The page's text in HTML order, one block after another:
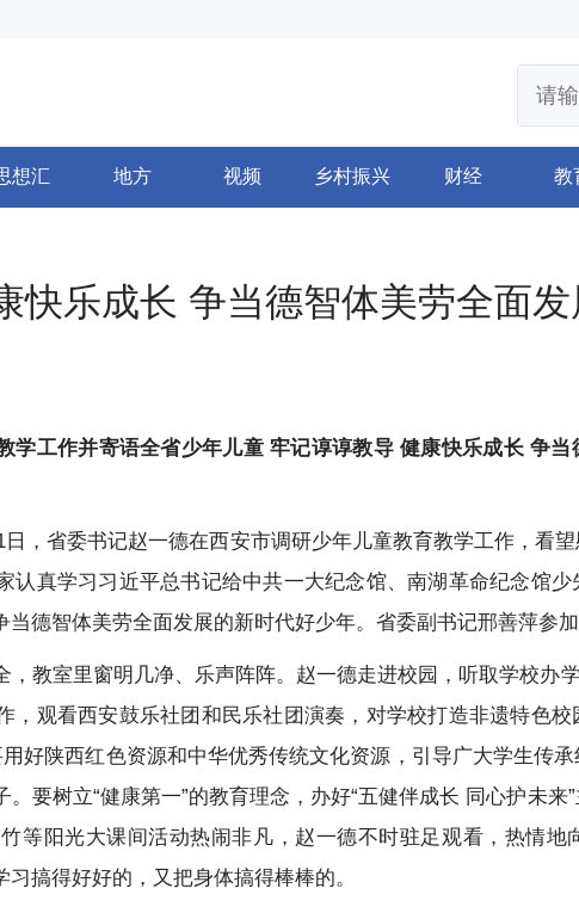
想汇 地方 视频 乡村振兴 财经 教
快乐成长 争当德智体美劳全面
学工作并寄语全省少年儿童 牢记谆谆教导 健康快乐成长 争
日，省委书记赵一德在西安市调研少年儿童教育教学工作，看
认真学习习近平总书记给中共一大纪念馆、南湖革命纪念馆
德智体美劳全面发展的新时代好少年。省委副书记邢善萍参加
教室里窗明几净、乐声阵阵。赵一德走进校园，听取学校办
，观看西安鼓乐社团和民乐社团演奏，对学校打造非遗特色
好陕西红色资源和中华优秀传统文化资源，引导广大学生传承
要树立“健康第一”的教育理念，办好“五健伴成长 同心护未来
等阳光大课间活动热闹非凡，赵一德不时驻足观看，热情地
搞得好好的，又把身体搞得棒棒的。